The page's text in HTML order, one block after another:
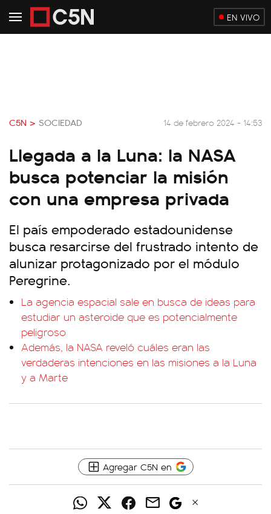
EN VIVO
C5N > SOCIEDAD 14 de febrero 2024 - 14:53
Llegada a la Luna: la NASA
busca potenciar la misión
con una empresa privada
El país empoderado estadounidense
busca resarcirse del frustrado intento de
alunizar protagonizado por el módulo
Peregrine.
La agencia espacial sale en busca de ideas para
estudiar un asteroide que es potencialmente
peligroso
Además, la NASA reveló cuáles eran las
verdaderas intenciones en las misiones a la Luna
y a Marte
Agregar C5N en